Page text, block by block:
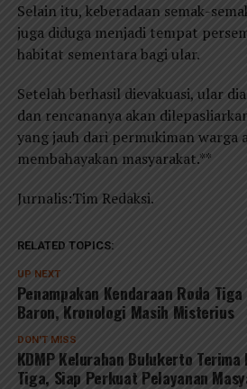
Selain itu, keberadaan semak-
juga diduga menjadi tempat
habitat sementara bagi ular.
Setelah berhasil dievakuasi, ular
dan rencananya akan
yang jauh dari permukiman warga
membahayakan masyarakat.**
Jurnalis:Tim Redaksi.
RELATED TOPICS:
UP NEXT
Penampakan Kendaraan Roda
Baron, Kronologi Masih Misterius
DON'T MISS
KDMP Kelurahan Bulukerto Terima
Tiga, Siap Perkuat Pelayanan